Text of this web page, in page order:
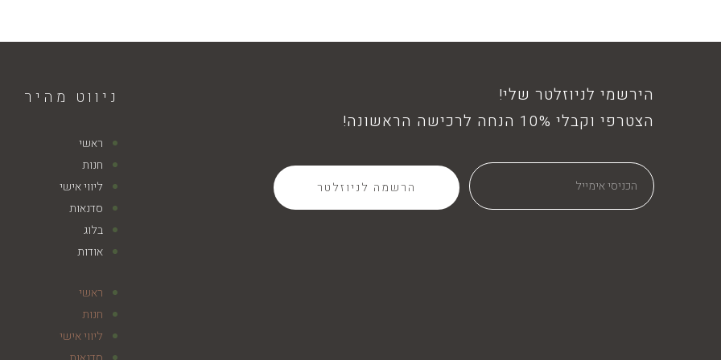
הירשמי לניוזלטר שלי!
הצטרפי וקבלי 10% הנחה לרכישה הראשונה!
הרשמה לניוזלטר
ניווט מהיר
ראשי
חנות
ליווי אישי
סדנאות
בלוג
אודות
ראשי
חנות
ליווי אישי